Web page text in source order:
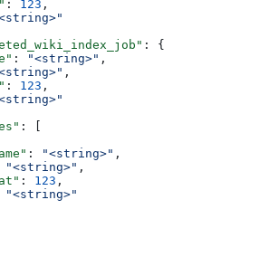
: 123 ,
: {
: "<string>" ,
,
: 123 ,
: [
: "<string>" ,
"<string>" ,
: 123 ,
"<string>"